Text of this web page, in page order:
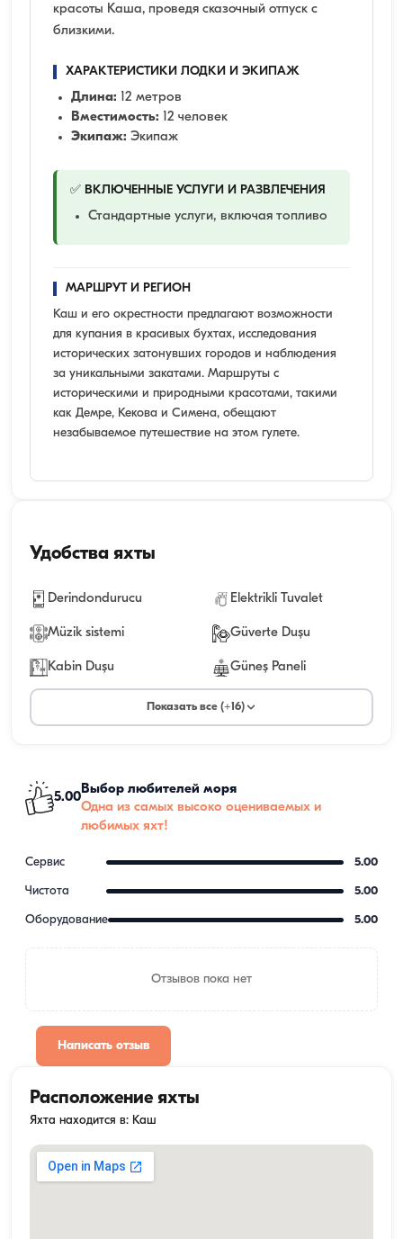
красоты Каша, проведя сказочный отпуск с
близкими.
ХАРАКТЕРИСТИКИ ЛОДКИ И ЭКИПАЖ
Длина: 12 метров
Вместимость: 12 человек
Экипаж: Экипаж
✅ ВКЛЮЧЕННЫЕ УСЛУГИ И РАЗВЛЕЧЕНИЯ
Стандартные услуги, включая топливо
МАРШРУТ И РЕГИОН
Каш и его окрестности предлагают возможности
для купания в красивых бухтах, исследования
исторических затонувших городов и наблюдения
за уникальными закатами. Маршруты с
историческими и природными красотами, такими
как Демре, Кекова и Симена, обещают
незабываемое путешествие на этом гулете.
Удобства яхты
Derindondurucu Elektrikli Tuvalet
Müzik sistemi Güverte Duşu
Kabin Duşu Güneş Paneli
Показать все (+16)
5.00
Выбор любителей моря
Одна из самых высоко оцениваемых и
любимых яхт!
Сервис 5.00
Чистота 5.00
Оборудование 5.00
Отзывов пока нет
Написать отзыв
Расположение яхты
Яхта находится в: Каш